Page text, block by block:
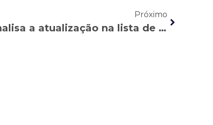
Próximo
CBN: Jane Salvador analisa a atualização na lista de doenças relacionadas ao trabalho